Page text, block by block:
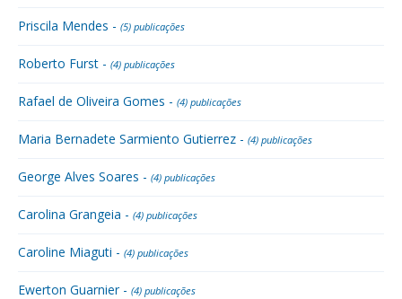
Priscila Mendes - (5) publicações
Roberto Furst - (4) publicações
Rafael de Oliveira Gomes - (4) publicações
Maria Bernadete Sarmiento Gutierrez - (4) publicações
George Alves Soares - (4) publicações
Carolina Grangeia - (4) publicações
Caroline Miaguti - (4) publicações
Ewerton Guarnier - (4) publicações